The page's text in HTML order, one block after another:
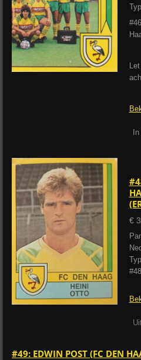
€
#49: EDWIN POST (FC DEN